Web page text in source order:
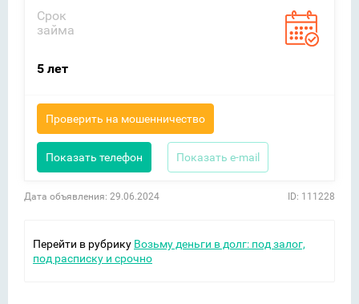
Срок
займа
5 лет
Проверить на мошенничество
Показать телефон Показать e-mail
Дата объявления: 29.06.2024 ID: 111228
Перейти в рубрику Возьму деньги в долг: под залог,
под расписку и срочно